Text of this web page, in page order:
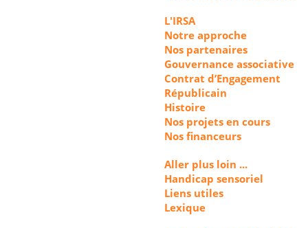
L'IRSA
Notre approche
Nos partenaires
Gouvernance associative
Contrat d’Engagement
Républicain
Histoire
Nos projets en cours
Nos financeurs
Aller plus loin ...
Handicap sensoriel
Liens utiles
Lexique